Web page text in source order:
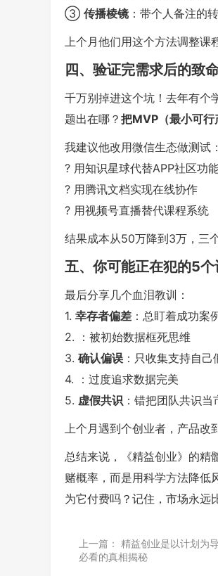
③ 传播棱镜 ：带个人备注的
上个月他们用这个方法调整课
四、验证完需求后的致
千万别掉进这个坑！去年有个
题出在哪？ 把MVP（最小可行
我建议他改用微信生态做测试：
? 用知识星球代替APP社区功
? 用腾讯文档实现在线协作
? 用视频号直播替代课程系统
结果成本从50万降到3万，三
五、你可能正在犯的5
最后分享几个血泪教训：
1. 幸存者偏差 ：总盯着成功案
2.
：被初始数据框死思维
3. 确认偏误 ：只收集支持自
4.
：过度追求数据完美
5. 虚假共识 ：错把团队共识当
上个月遇到个创业者，产品改
总结来说，《精益创业》的精
赌概率，而是用科学方法降低
为它付费吗？记住，市场永远
上一篇：
精益创业是以计划为
必看的真相揭秘